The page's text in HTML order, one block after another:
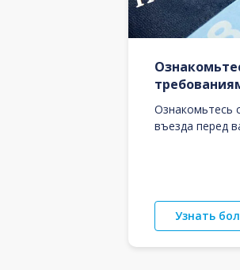
Ознакомьтесь
въезда перед
Узнать